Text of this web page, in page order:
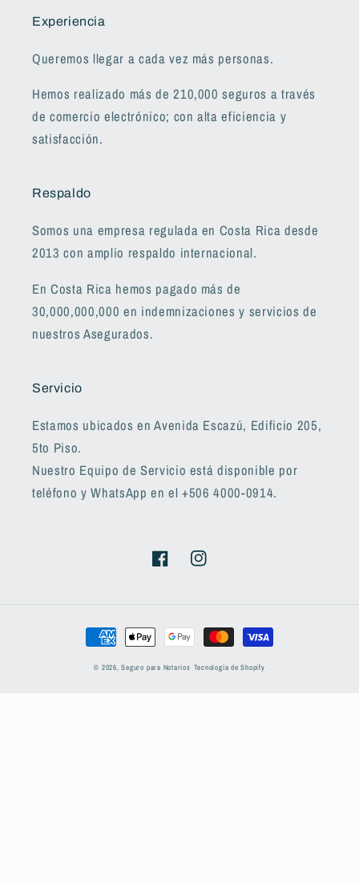
Experiencia
Queremos llegar a cada vez más personas.
Hemos realizado más de 210,000 seguros a través
de comercio electrónico; con alta eficiencia y
satisfacción.
Respaldo
Somos una empresa regulada en Costa Rica desde
2013 con amplio respaldo internacional.
En Costa Rica hemos pagado más de
30,000,000,000 en indemnizaciones y servicios de
nuestros Asegurados.
Servicio
Estamos ubicados en Avenida Escazú, Edificio 205,
5to Piso.
Nuestro Equipo de Servicio está disponible por
teléfono y WhatsApp en el +506 4000-0914.
FacebookInstagram
Formas
de
pago
© 2026,Seguro para Notarios Tecnología de Shopify